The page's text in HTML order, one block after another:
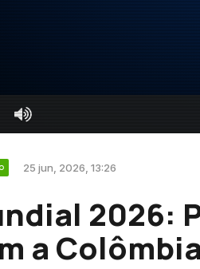
25 jun, 2026, 13:26
2026:
a Colômbia